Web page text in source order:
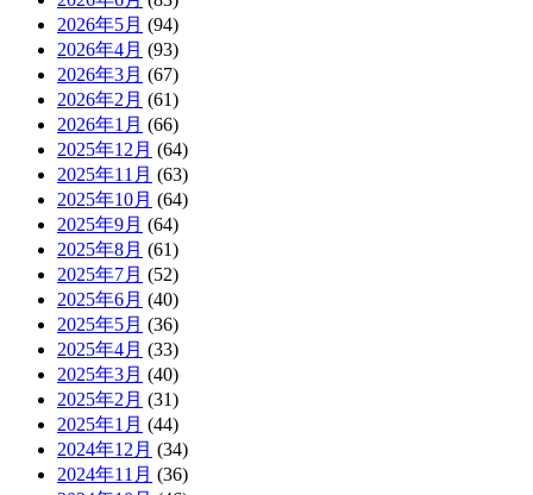
2026年5月 (94)
2026年4月 (93)
2026年3月 (67)
2026年2月 (61)
2026年1月 (66)
2025年12月 (64)
2025年11月 (63)
2025年10月 (64)
2025年9月 (64)
2025年8月 (61)
2025年7月 (52)
2025年6月 (40)
2025年5月 (36)
2025年4月 (33)
2025年3月 (40)
2025年2月 (31)
2025年1月 (44)
2024年12月 (34)
2024年11月 (36)